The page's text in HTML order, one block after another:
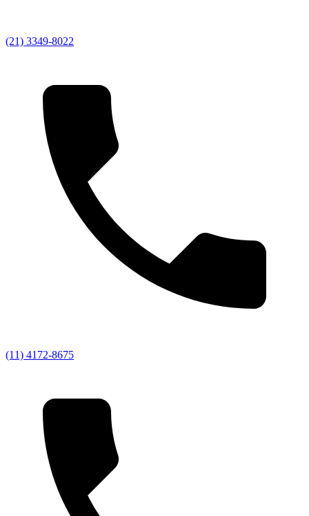
(21) 3349-8022
(11) 4172-8675